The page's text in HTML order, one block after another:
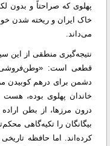
پهلوی که صراحتاً و بدون
خاک ایران و ریخته شدن
می‌داند.
نتیجه‌گیری منطقی از این
قطعی است:
دشمن برای درهم کوبیدن
خاندان پهلوی بوده، هست
درون مرزها، از بطن
بیگانگان را تکیه‌گاهی
کرده‌اند. اما حافظه